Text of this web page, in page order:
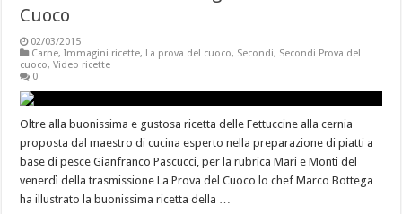
Cuoco
02/03/2015
Carne,Immagini ricette, La prova del cuoco, Secondi, Secondi Prova del
cuoco,Video ricette
0
Oltre alla buonissima e gustosa ricetta delle Fettuccine alla cernia
proposta dal maestro di cucina esperto nella preparazione di piatti a
base di pesce Gianfranco Pascucci, per la rubrica Mari e Monti del
venerdì della trasmissione La Prova del Cuoco lo chef Marco Bottega
ha illustrato la buonissima ricetta della …